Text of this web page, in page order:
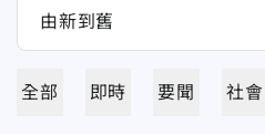
全部 即時 要聞 社會